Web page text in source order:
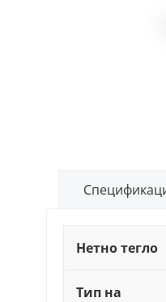
Нетно тегло
Тип на